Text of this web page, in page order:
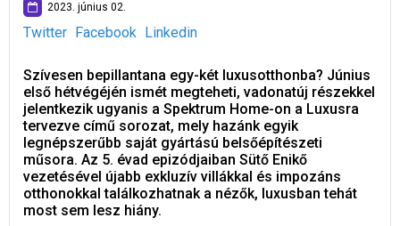
2023. június 02.
Twitter Facebook Linkedin
Szívesen bepillantana egy-két luxusotthonba? Június
első hétvégéjén ismét megteheti, vadonatúj részekkel
jelentkezik ugyanis a Spektrum Home-on a Luxusra
tervezve című sorozat, mely hazánk egyik
legnépszerűbb saját gyártású belsőépítészeti
műsora. Az 5. évad epizódjaiban Sütő Enikő
vezetésével újabb exkluzív villákkal és impozáns
otthonokkal találkozhatnak a nézők, luxusban tehát
most sem lesz hiány.